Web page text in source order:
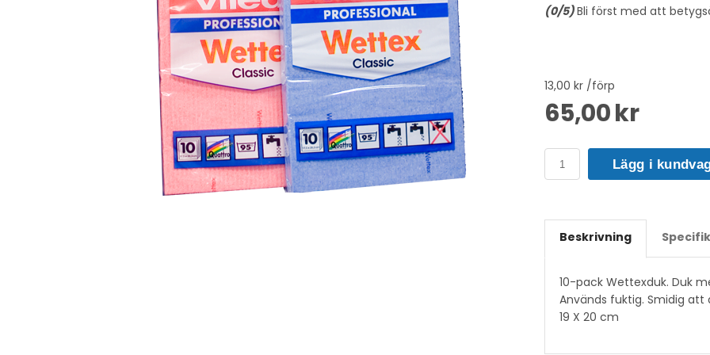
(0/5)Bli först med att
13,00 kr /förp
65,00 kr
Lägg i
Beskrivning
10-pack Wettexduk. Duk
Används fuktig. Smidig
19 X 20 cm